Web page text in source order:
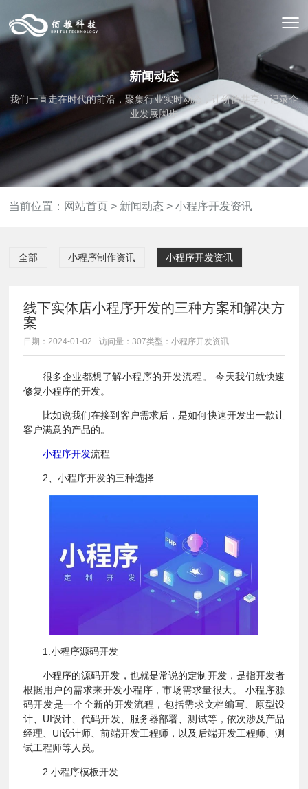
新闻动态
我们一直走在时代的前沿，聚集行业实时动态，让价值共享，记录企
业发展脚步
当前位置： 网站首页 > 新闻动态 >小程序开发资讯
全部 小程序制作资讯 小程序开发资讯
线下实体店小程序开发的三种方案和解决方
案
日期：2024-01-02 访问量：307类型：小程序开发资讯
很多企业都想了解小程序的开发流程。 今天我们就快速
修复小程序的开发。
比如说我们在接到客户需求后，是如何快速开发出一款让
客户满意的产品的。
小程序开发流程
2、小程序开发的三种选择
1.小程序源码开发
小程序的源码开发，也就是常说的定制开发，是指开发者
根据用户的需求来开发小程序，市场需求量很大。 小程序源
码开发是一个全新的开发流程，包括需求文档编写、原型设
计、UI设计、代码开发、服务器部署、测试等，依次涉及产品
经理、UI设计师、前端开发工程师，以及后端开发工程师、测
试工程师等人员。
2.小​​程序模板开发